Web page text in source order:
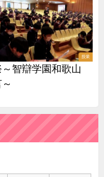
授業
～智辯学園和歌山